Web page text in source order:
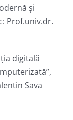
și
Prof.univ.dr.
digitală
Sava